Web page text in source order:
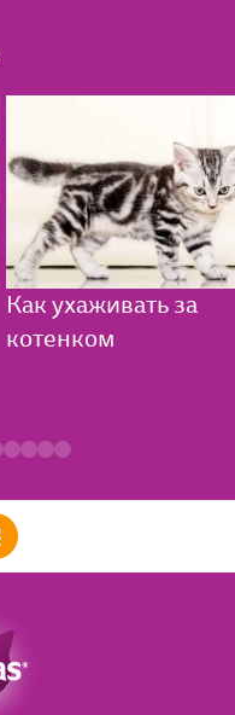
Как ухаживать за
котенком